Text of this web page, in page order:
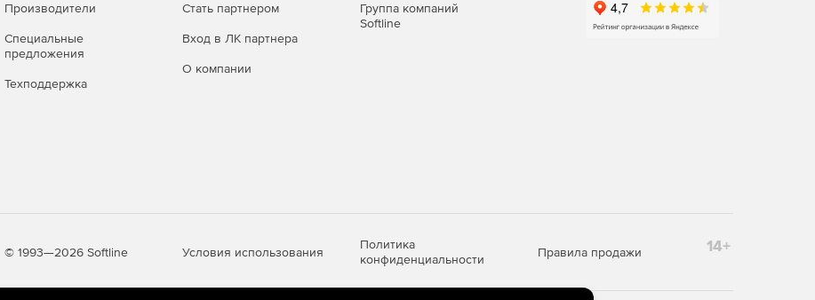
Производители
Специальные
предложения
Техподдержка
Стать партнером
Вход в ЛК партнера
О компании
Группа компаний
Softline
© 1993—2026 Softline Условия использования
Политика
конфиденциальности
Правила продажи 14+